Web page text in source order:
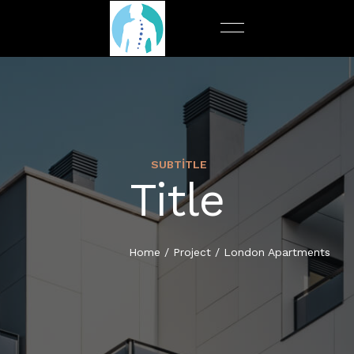
ANA SAYFA
ALGOLOJI TÜRKÇE
ENGLISH
العربية
SUBTITLE
Title
Home / Project / London Apartments